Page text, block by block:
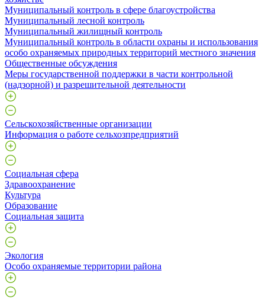
Муниципальный контроль в сфере благоустройства
Муниципальный лесной контроль
Муниципальный жилищный контроль
Муниципальный контроль в области охраны и использования
особо охраняемых природных территорий местного значения
Общественные обсуждения
Меры государственной поддержки в части контрольной
(надзорной) и разрешительной деятельности
Сельскохозяйственные организации
Информация о работе сельхозпредприятий
Социальная сфера
Здравоохранение
Культура
Образование
Социальная защита
Экология
Особо охраняемые территории района